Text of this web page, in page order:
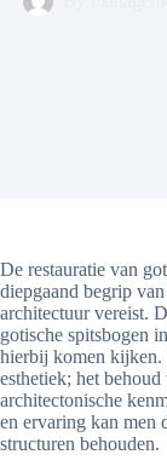
De restauratie van
diepgaand begrip
architectuur vereist.
gotische spitsbogen
hierbij komen kijken.
esthetiek; het
architectonische
en ervaring kan men
structuren behouden.